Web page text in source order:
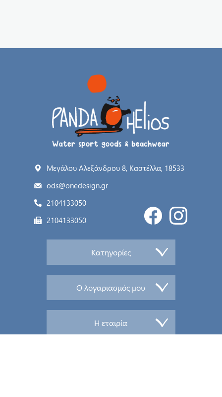
Μεγάλου Αλεξάνδρου 8, Καστέλλα, 18533
ods@onedesign.gr
2104133050
2104133050
Κατηγορίες
Ο λογαριασμός μου
Η εταιρία